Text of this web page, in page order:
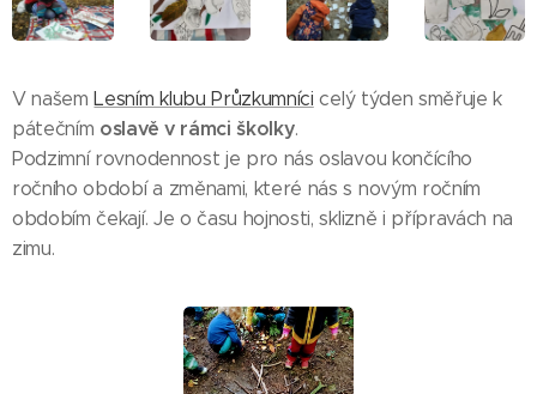
V našemLesním klubu Průzkumníci celý týden směřuje k
pátečním oslavě v rámci školky.
Podzimní rovnodennost je pro nás oslavou končícího
ročního období a změnami, které nás s novým ročním
obdobím čekají. Je o času hojnosti, sklizně i přípravách na
zimu.